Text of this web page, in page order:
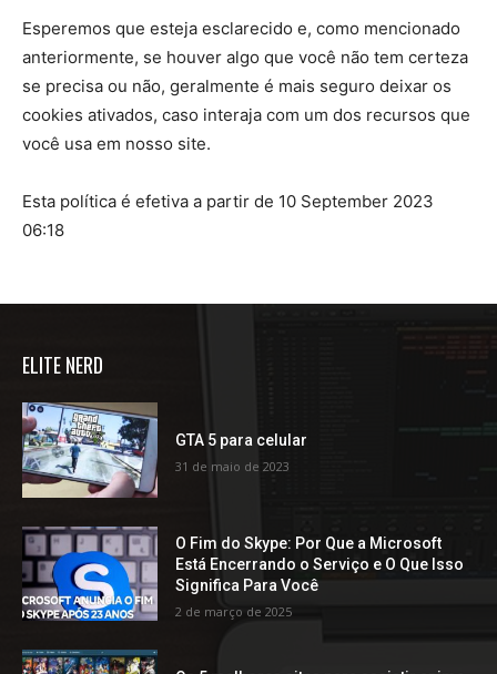
Esperemos que esteja esclarecido e, como mencionado
anteriormente, se houver algo que você não tem certeza
se precisa ou não, geralmente é mais seguro deixar os
cookies ativados, caso interaja com um dos recursos que
você usa em nosso site.
Esta política é efetiva a partir de 10 September 2023
06:18
ELITE NERD
GTA 5 para celular
31 de maio de 2023
O Fim do Skype: Por Que a Microsoft
Está Encerrando o Serviço e O Que Isso
Significa Para Você
2 de março de 2025